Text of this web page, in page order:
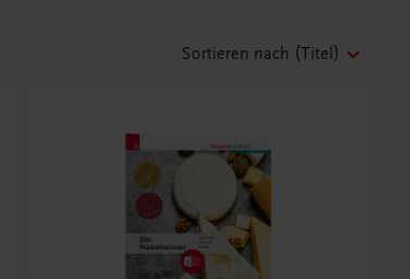
Sortieren nach (Titel)